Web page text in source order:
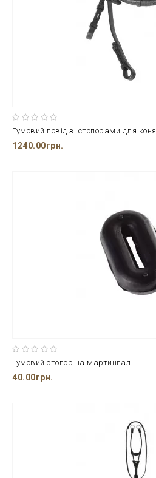
Гумовий повід зі стопорами для коня
1240.00грн.
Гумовий стопор на мартингал
40.00грн.